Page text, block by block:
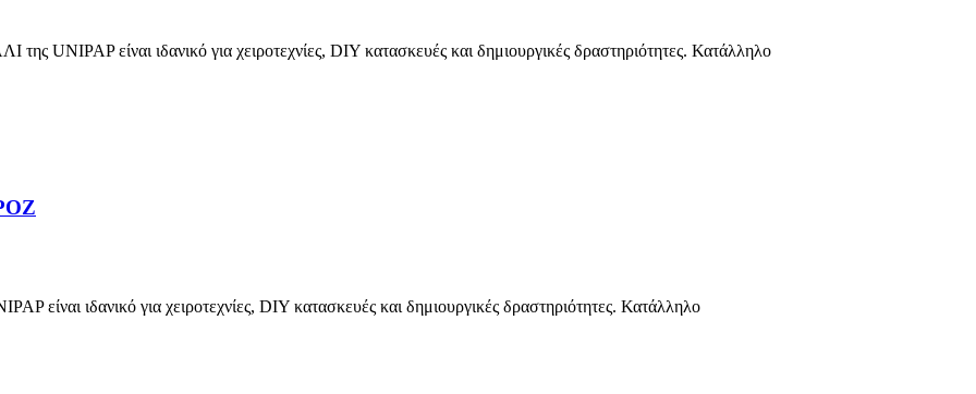
είναι ιδανικό για χειροτεχνίες, DIY κατασκευές και δημιουργικές δραστηριότητες. Κατάλληλο
ιδανικό για χειροτεχνίες, DIY κατασκευές και δημιουργικές δραστηριότητες. Κατάλληλο